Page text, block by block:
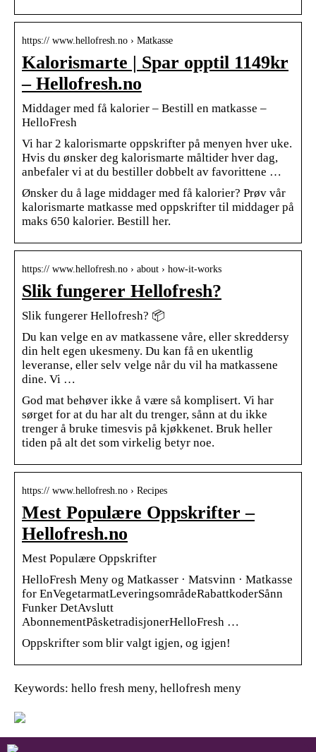
https:// www.hellofresh.no › Matkasse
Kalorismarte | Spar opptil 1149kr
– Hellofresh.no
Middager med få kalorier – Bestill en matkasse –
HelloFresh
Vi har 2 kalorismarte oppskrifter på menyen hver uke.
Hvis du ønsker deg kalorismarte måltider hver dag,
anbefaler vi at du bestiller dobbelt av favorittene …
Ønsker du å lage middager med få kalorier? Prøv vår
kalorismarte matkasse med oppskrifter til middager på
maks 650 kalorier. Bestill her.
https:// www.hellofresh.no › about › how-it-works
Slik fungerer Hellofresh?
Slik fungerer Hellofresh? 📦
Du kan velge en av matkassene våre, eller skreddersy
din helt egen ukesmeny. Du kan få en ukentlig
leveranse, eller selv velge når du vil ha matkassene
dine. Vi …
God mat behøver ikke å være så komplisert. Vi har
sørget for at du har alt du trenger, sånn at du ikke
trenger å bruke timesvis på kjøkkenet. Bruk heller
tiden på alt det som virkelig betyr noe.
https:// www.hellofresh.no › Recipes
Mest Populære Oppskrifter –
Hellofresh.no
Mest Populære Oppskrifter
HelloFresh Meny og Matkasser · Matsvinn · Matkasse
for EnVegetarmatLeveringsområdeRabattkoderSånn
Funker DetAvslutt
AbonnementPåsketradisjonerHelloFresh …
Oppskrifter som blir valgt igjen, og igjen!
Keywords: hello fresh meny, hellofresh meny